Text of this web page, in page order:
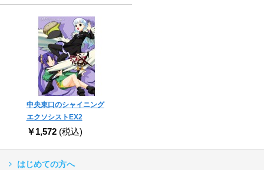
中央東口のシャイニング
エクソシストEX2
￥1,572 (税込)
はじめての方へ